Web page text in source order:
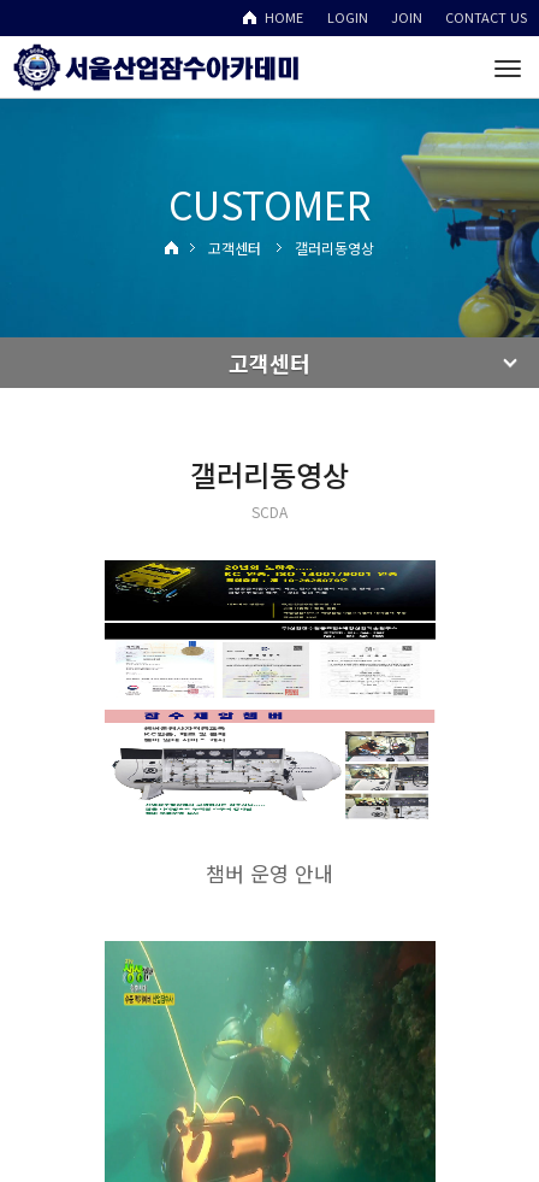
HOME LOGIN JOIN CONTACT US
CUSTOMER
고객센터 갤러리동영상
고객센터
갤러리동영상
SCDA
챔버 운영 안내